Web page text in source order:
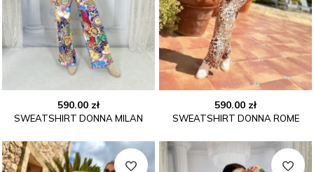
590.00 zł
SWEATSHIRT DONNA MILAN
590.00 zł
SWEATSHIRT DONNA ROME